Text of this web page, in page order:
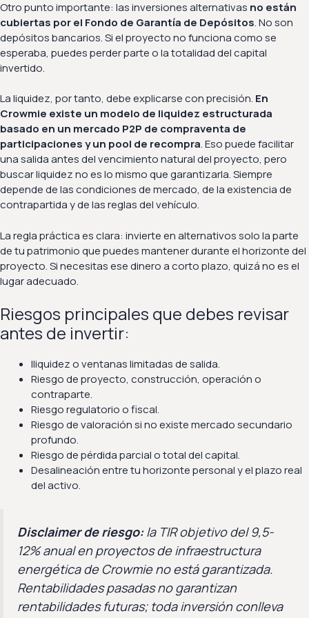
Otro punto importante: las inversiones alternativas no están
cubiertas por el Fondo de Garantía de Depósitos. No son
depósitos bancarios. Si el proyecto no funciona como se
esperaba, puedes perder parte o la totalidad del capital
invertido.
La liquidez, por tanto, debe explicarse con precisión. En
Crowmie existe un modelo de liquidez estructurada
basado en un mercado P2P de compraventa de
participaciones y un pool de recompra. Eso puede facilitar
una salida antes del vencimiento natural del proyecto, pero
buscar liquidez no es lo mismo que garantizarla. Siempre
depende de las condiciones de mercado, de la existencia de
contrapartida y de las reglas del vehículo.
La regla práctica es clara: invierte en alternativos solo la parte
de tu patrimonio que puedes mantener durante el horizonte del
proyecto. Si necesitas ese dinero a corto plazo, quizá no es el
lugar adecuado.
Riesgos principales que debes revisar
antes de invertir:
Iliquidez o ventanas limitadas de salida.
Riesgo de proyecto, construcción, operación o
contraparte.
Riesgo regulatorio o fiscal.
Riesgo de valoración si no existe mercado secundario
profundo.
Riesgo de pérdida parcial o total del capital.
Desalineación entre tu horizonte personal y el plazo real
del activo.
Disclaimer de riesgo:la TIR objetivo del 9,5-
12% anual en proyectos de infraestructura
energética de Crowmie no está garantizada.
Rentabilidades pasadas no garantizan
rentabilidades futuras; toda inversión conlleva